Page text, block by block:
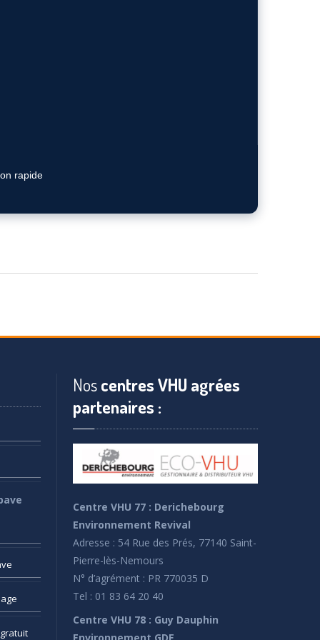
rapide
Noscentres VHU agrées
partenaires :
Centre VHU 77 : Derichebourg
Environnement Revival
Adresse : 54 Rue des Prés, 77140 Saint-
Pierre-lès-Nemours
N° d’agrément : PR 770035 D
Tel : 01 83 64 20 40
Centre VHU 78 : Guy Dauphin